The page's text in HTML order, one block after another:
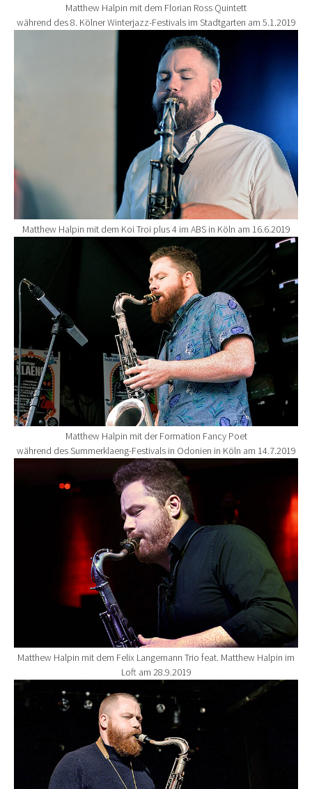
Matthew Halpin mit dem Florian Ross Quintett
während des 8. Kölner Winterjazz-Festivals im Stadtgarten am 5.1.2019
Matthew Halpin mit dem Koi Troi plus 4 im ABS in Köln am 16.6.2019
Matthew Halpin mit der Formation Fancy Poet
während des Summerklaeng-Festivals in Odonien in Köln am 14.7.2019
Show larger version for:
Matthew Halpin mit dem Felix Langemann Trio feat. Matthew Halpin im
Loft am 28.9.2019
Show larger version for: